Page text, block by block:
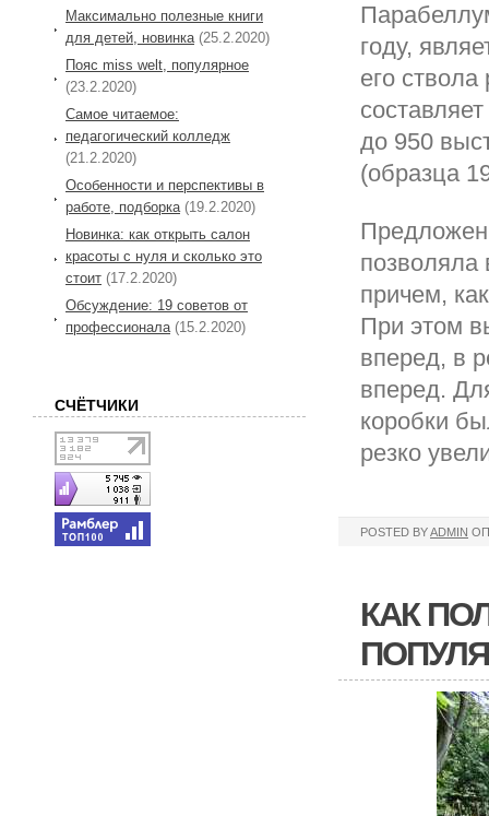
году,
его
до 950
(образца
позволяла
причем,
При этом
вперед, в
вперед.
коробки
резко
POSTED BYADMIN
КАК
Максимально полезные книги
для детей, новинка(25.2.2020)
Пояс miss welt, популярное
(23.2.2020)
Самое читаемое:
педагогический колледж
(21.2.2020)
Особенности и перспективы в
работе, подборка(19.2.2020)
Новинка: как открыть салон
красоты с нуля и сколько это
стоит (17.2.2020)
Обсуждение: 19 советов от
профессионала(15.2.2020)
СЧЁТЧИКИ